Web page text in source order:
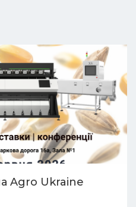
Agro Ukraine